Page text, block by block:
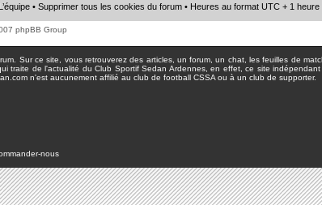
L’équipe • Supprimer tous les cookies du forum • Heures au format UTC + 1 heure
phpBB Group
Sur ce site, vous retrouverez des articles, un forum, un chat, les feuilles de
traite de l'actualité du Club Sportif Sedan Ardennes, en effet, ce site indépendant
n'est aucunement affilié au club de football CSSA ou à un club de supporter.
nous